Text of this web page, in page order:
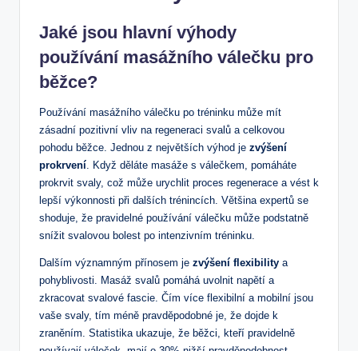
Jaké jsou hlavní výhody
používání masážního válečku pro
běžce?
Používání masážního válečku po tréninku může mít
zásadní pozitivní vliv na regeneraci svalů a celkovou
pohodu běžce. Jednou z největších výhod je zvýšení
prokrvení. Když děláte masáže s válečkem, pomáháte
prokrvit svaly, což může urychlit proces regenerace a vést k
lepší výkonnosti při dalších trénincích. Většina expertů se
shoduje, že pravidelné používání válečku může podstatně
snížit svalovou bolest po intenzivním tréninku.
Dalším významným přínosem je zvýšení flexibility a
pohyblivosti. Masáž svalů pomáhá uvolnit napětí a
zkracovat svalové fascie. Čím více flexibilní a mobilní jsou
vaše svaly, tím méně pravděpodobné je, že dojde k
zraněním. Statistika ukazuje, že běžci, kteří pravidelně